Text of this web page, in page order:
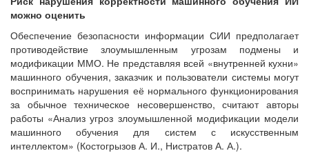
можно оценить
Обеспечение безопасности информации СИИ предполагает
противодействие злоумышленным угрозам подмены и
модификации ММО. Не представляя всей «внутренней кухни»
машинного обучения, заказчик и пользователи системы могут
воспринимать нарушения её нормального функционирования
за обычное техническое несовершенство, считают авторы
работы «Анализ угроз злоумышленной модификации модели
машинного обучения для систем с искусственным
интеллектом» (Костогрызов А. И., Нистратов А. А.).